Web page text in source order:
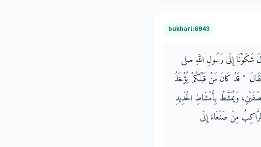
bukhari:6943
إِلَى رَسُولِ اللَّهِ صلى
فَقَالَ ‏ "‏ قَدْ كَانَ مَنْ قَبْلَكُمْ يُؤْخَذُ
وَيُمَشَّطُ بِأَمْشَاطِ الْحَدِيدِ
مِنْ صَنْعَاءَ إِلَى